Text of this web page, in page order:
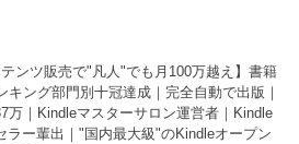
テンツ販売で"凡人"でも月100万越え】書籍
キング部門別十冠達成｜完全自動で出版｜
万｜Kindleマスターサロン運営者｜Kindle
ラー輩出｜"国内最大級"のKindleオープン